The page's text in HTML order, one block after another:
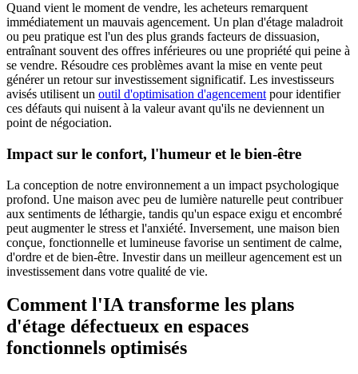
Quand vient le moment de vendre, les acheteurs remarquent
immédiatement un mauvais agencement. Un plan d'étage maladroit
ou peu pratique est l'un des plus grands facteurs de dissuasion,
entraînant souvent des offres inférieures ou une propriété qui peine à
se vendre. Résoudre ces problèmes avant la mise en vente peut
générer un retour sur investissement significatif. Les investisseurs
avisés utilisent un outil d'optimisation d'agencement pour identifier
ces défauts qui nuisent à la valeur avant qu'ils ne deviennent un
point de négociation.
Impact sur le confort, l'humeur et le bien-être
La conception de notre environnement a un impact psychologique
profond. Une maison avec peu de lumière naturelle peut contribuer
aux sentiments de léthargie, tandis qu'un espace exigu et encombré
peut augmenter le stress et l'anxiété. Inversement, une maison bien
conçue, fonctionnelle et lumineuse favorise un sentiment de calme,
d'ordre et de bien-être. Investir dans un meilleur agencement est un
investissement dans votre qualité de vie.
Comment l'IA transforme les plans
d'étage défectueux en espaces
fonctionnels optimisés